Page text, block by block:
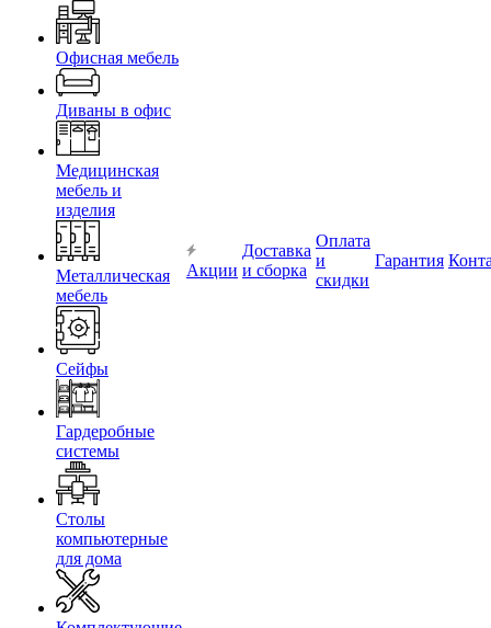
Офисная мебель
Диваны в офис
Медицинская
мебель и
изделия
Металлическая
мебель
Сейфы
Гардеробные
системы
Столы
компьютерные
для дома
Акции
Доставка
и сборка
Оплата
и
скидки
Гарантия